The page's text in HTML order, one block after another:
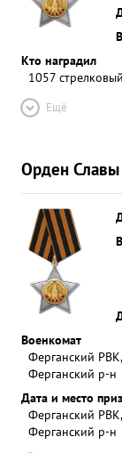
Кто наградил
1057
Ещё
Орден Славы
Военкомат
Ферганский
Ферганский р-н
Дата и место
Ферганский
Ферганский р-н